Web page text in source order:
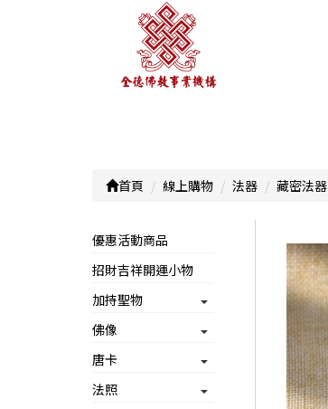
首頁 線上購物 法器 藏密法器
優惠活動商品
招財吉祥開運小物
加持聖物
佛像
唐卡
法照